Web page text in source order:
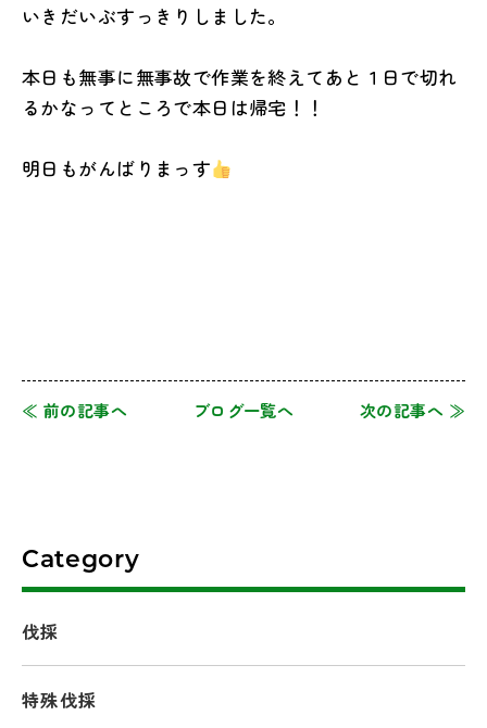
いきだいぶすっきりしました。
本日も無事に無事故で作業を終えてあと１日で切れ
るかなってところで本日は帰宅！！
明日もがんばりまっす
≪ 前の記事へ ブログ一覧へ 次の記事へ ≫
Category
伐採
特殊伐採